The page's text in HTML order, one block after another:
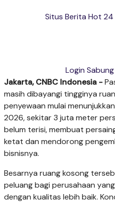
Situs Berita Hot
Login
Jakarta, CNBC Indonesia -
masih dibayangi tingginya
penyewaan mulai
2026, sekitar 3 juta meter
belum terisi, membuat
ketat dan mendorong
bisnisnya.
Besarnya ruang kosong
peluang bagi perusahaan
dengan kualitas lebih baik.